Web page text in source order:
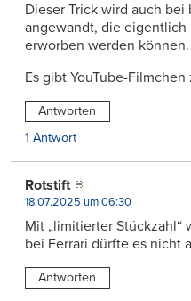
Dieser Trick wird auch
angewandt, die
erworben werden können.
Es gibt YouTube-
Antworten
1 Antwort
Rotstift
18.07.2025 um 06:30
Mit „limitierter
bei Ferrari dürfte es nicht
Antworten